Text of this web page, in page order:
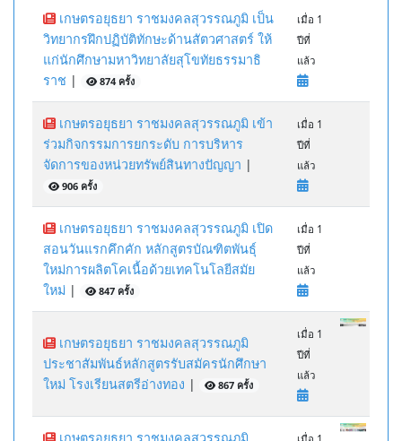
เกษตรอยุธยา ราชมงคลสุวรรณภูมิ เป็น
วิทยากรฝึกปฏิบัติทักษะด้านสัตวศาสตร์ ให้
แก่นักศึกษามหาวิทยาลัยสุโขทัยธรรมาธิ
ราช | 874 ครั้ง
เมื่อ 1
ปีที่
แล้ว
เกษตรอยุธยา ราชมงคลสุวรรณภูมิ เข้า
ร่วมกิจกรรมการยกระดับ การบริหาร
จัดการของหน่วยทรัพย์สินทางปัญญา |
906 ครั้ง
เมื่อ 1
ปีที่
แล้ว
เกษตรอยุธยา ราชมงคลสุวรรณภูมิ เปิด
สอนวันแรกคึกคัก หลักสูตรบัณฑิตพันธุ์
ใหม่การผลิตโคเนื้อด้วยเทคโนโลยีสมัย
ใหม่ | 847 ครั้ง
เมื่อ 1
ปีที่
แล้ว
เกษตรอยุธยา ราชมงคลสุวรรณภูมิ
ประชาสัมพันธ์หลักสูตรรับสมัครนักศึกษา
ใหม่ โรงเรียนสตรีอ่างทอง | 867 ครั้ง
เมื่อ 1
ปีที่
แล้ว